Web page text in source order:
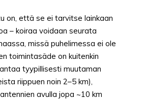
on, että se ei tarvitse lainkaan
– koiraa voidaan seurata
missä puhelimessa ei ole
toimintasäde on kuitenkin
tyypillisesti muutaman
riippuen noin 2–5 km),
avulla jopa ~10 km